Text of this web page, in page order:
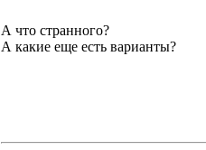
А что странного?
А какие еще есть варианты?